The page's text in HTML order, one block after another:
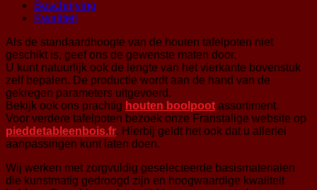
Beschrijving
Kwaliteit
Als de standaardhoogte van de houten tafelpoten niet
geschikt is, geef ons de gewenste maten door.
U kunt natuurlijk ook de lengte van het vierkante bovenstuk
zelf bepalen. De productie wordt aan de hand van de
gekregen parameters uitgevoerd.
Bekijk ook ons prachtig houten boolpoot assortiment.
Voor verdere tafelpoten bezoek onze Franstalige website op
pieddetableenbois.fr. Hierbij geldt het ook dat u allerlei
aanpassingen kunt laten doen.
Wij werken met zorgvuldig geselecteerde basismaterialen
die kunstmatig gedroogd zijn en hoogwaardige kwaliteit